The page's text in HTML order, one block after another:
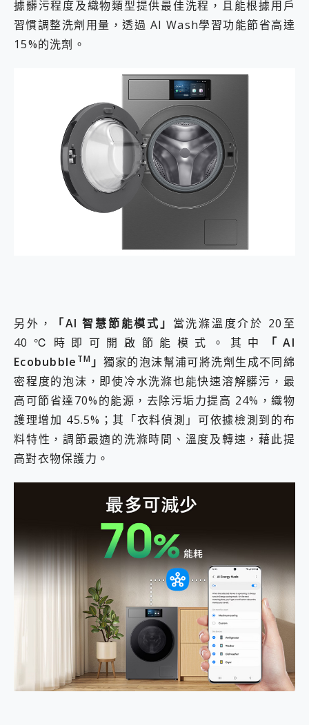
據髒污程度及織物類型提供最佳洗程，且能根據用戶
習慣調整洗劑用量，透過 AI Wash學習功能節省高達
15%的洗劑。
另外， 「AI 智慧節能模式」 當洗滌溫度介於 20至
40℃時即可開啟節能模式。其中
「AI
Ecobubble TM 」 獨家的泡沫幫浦可將洗劑生成不同綿
密程度的泡沫，即使冷水洗滌也能快速溶解髒污，最
高可節省達70%的能源，去除污垢力提高 24%，織物
護理增加 45.5%；其「衣料偵測」可依據檢測到的布
料特性，調節最適的洗滌時間、溫度及轉速，藉此提
高對衣物保護力。